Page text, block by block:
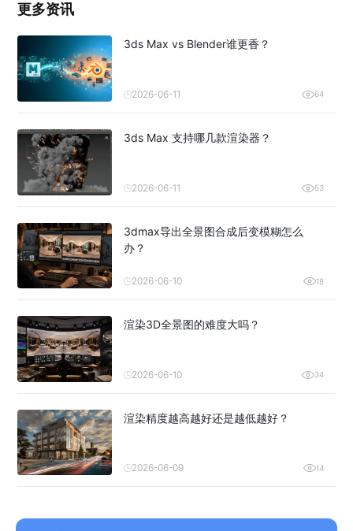
更多资讯
3ds Max vs Blender谁更香？
2026-06-11 64
3ds Max 支持哪几款渲染器？
2026-06-11 53
3dmax导出全景图合成后变模糊怎么
办？
2026-06-10 18
渲染3D全景图的难度大吗？
2026-06-10 34
渲染精度越高越好还是越低越好？
2026-06-09 14